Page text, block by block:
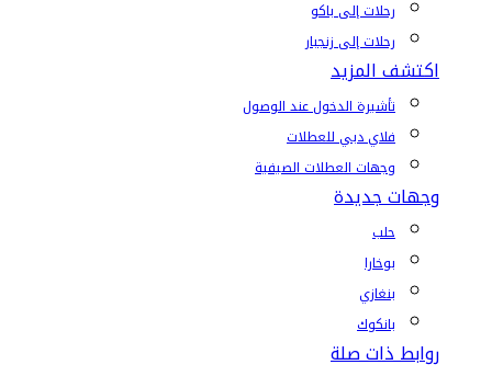
رحلات إلى باكو
رحلات إلى زنجبار
اكتشف المزيد
تأشيرة الدخول عند الوصول
فلاي دبي للعطلات
وجهات العطلات الصيفية
وجهات جديدة
حلب
بوخارا
بنغازي
بانكوك
روابط ذات صلة